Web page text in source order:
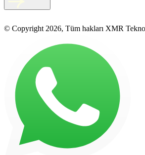
© Copyright 2026, Tüm hakları XMR